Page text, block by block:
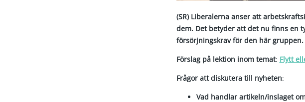
(SR) Liberalerna anser att
dem. Det betyder att det nu finns en
försörjningskrav för den här gruppen.
Förslag på lektion inom temat: Flytt
Frågor att diskutera till nyheten:
Vad handlar artikeln/inslaget